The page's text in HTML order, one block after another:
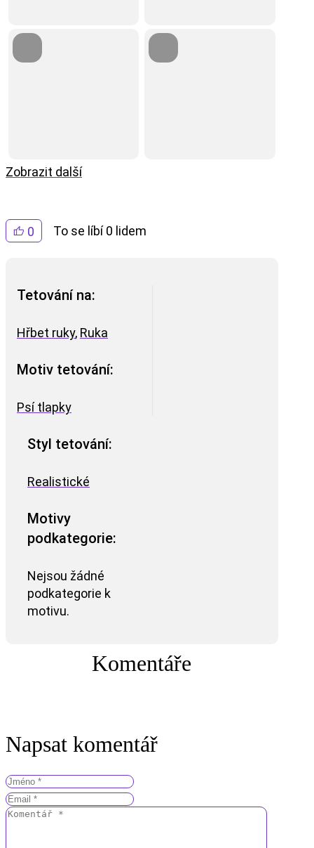
0 To se líbí 0 lidem
Tetování na:
Hřbet ruky, Ruka
Motiv tetování:
Psí tlapky
Styl tetování:
Realistické
Motivy
podkategorie:
Nejsou žádné
podkategorie k
motivu.
Komentáře
Napsat komentář
Zobrazit další